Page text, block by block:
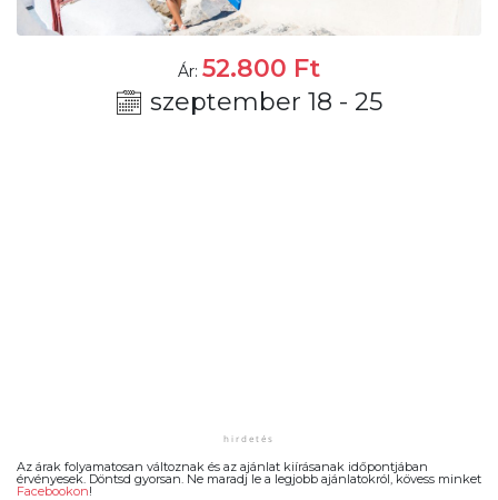
Ár: 52.800 Ft
szeptember 18 - 25
Az árak folyamatosan változnak és az ajánlat kiírásanak időpontjában
érvényesek. Döntsd gyorsan. Ne maradj le a legjobb ajánlatokról, kövess minket
Facebookon!